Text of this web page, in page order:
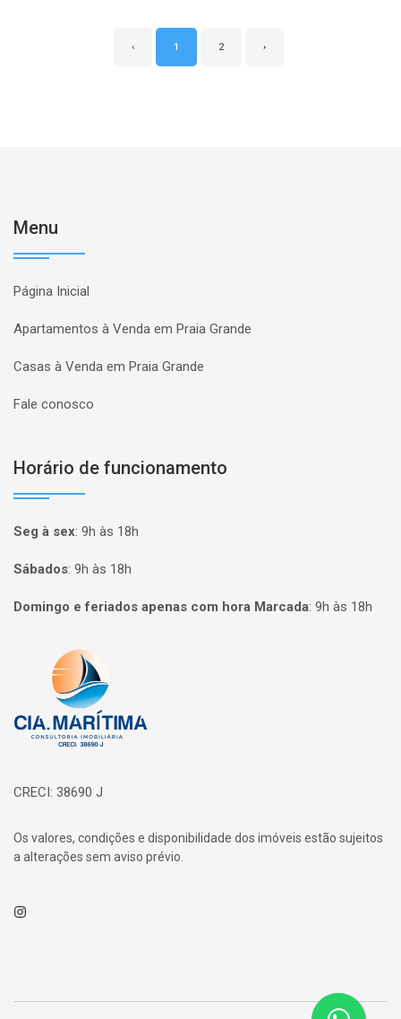
‹ 1 2 ›
Menu
Página Inicial
Apartamentos à Venda em Praia Grande
Casas à Venda em Praia Grande
Fale conosco
Horário de funcionamento
Seg à sex: 9h às 18h
Sábados: 9h às 18h
Domingo e feriados apenas com hora Marcada: 9h às 18h
Página inicial
CRECI: 38690 J
Os valores, condições e disponibilidade dos imóveis estão sujeitos
a alterações sem aviso prévio.
Instagram